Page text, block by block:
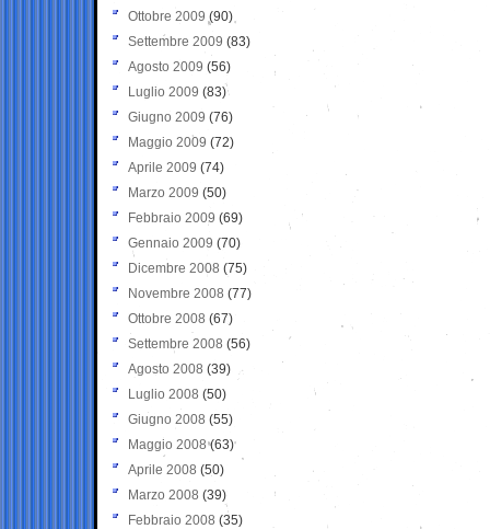
Ottobre 2009 (90)
Settembre 2009 (83)
Agosto 2009 (56)
Luglio 2009 (83)
Giugno 2009 (76)
Maggio 2009 (72)
Aprile 2009 (74)
Marzo 2009 (50)
Febbraio 2009 (69)
Gennaio 2009 (70)
Dicembre 2008 (75)
Novembre 2008 (77)
Ottobre 2008 (67)
Settembre 2008 (56)
Agosto 2008 (39)
Luglio 2008 (50)
Giugno 2008 (55)
Maggio 2008(63)
Aprile 2008 (50)
Marzo 2008 (39)
Febbraio 2008 (35)